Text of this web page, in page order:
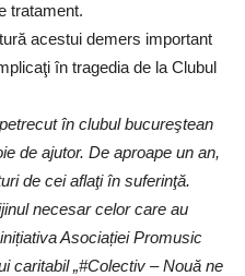
tratament.
acestui demers important
în tragedia de la Clubul
în clubul bucureştean
de ajutor. De aproape un an,
de cei aflaţi în suferinţă.
necesar celor care au
Asociației Promusic
caritabil „#Colectiv – Nouă ne